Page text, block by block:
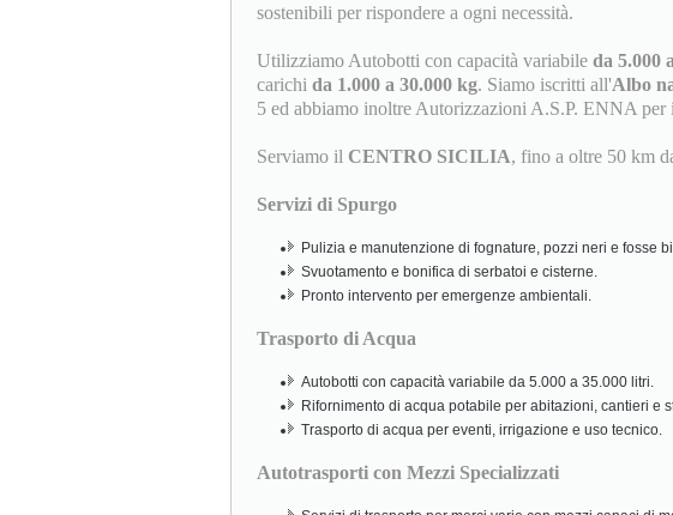
sostenibili per rispondere a ogni necessità.
Utilizziamo Autobotti con capacità variabile da 5.000
carichi da 1.000 a 30.000 kg. Siamo iscritti all'Albo
5 ed abbiamo inoltre Autorizzazioni A.S.P. ENNA per
Serviamo il CENTRO SICILIA, fino a oltre 50 km
Servizi di Spurgo
Pulizia e manutenzione di fognature, pozzi neri e fosse
Svuotamento e bonifica di serbatoi e cisterne.
Pronto intervento per emergenze ambientali.
Trasporto di Acqua
Autobotti con capacità variabile da 5.000 a 35.000 litri.
Rifornimento di acqua potabile per abitazioni, cantieri e
Trasporto di acqua per eventi, irrigazione e uso tecnico.
Autotrasporti con Mezzi Specializzati